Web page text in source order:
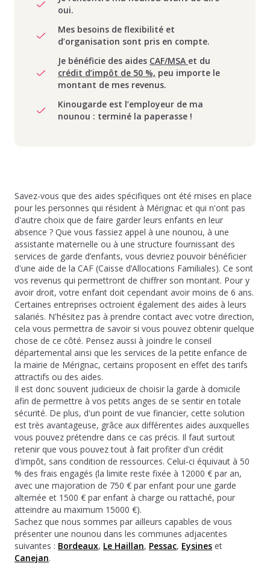
oui.
Mes besoins de flexibilité et
d’organisation sont pris en compte.
Je bénéficie des aides CAF/MSA et du
crédit d’impôt de 50 %, peu importe le
montant de mes revenus.
Kinougarde est l’employeur de ma
nounou : terminé la paperasse !
Savez-vous que des aides spécifiques ont été mises en place
pour les personnes qui résident à Mérignac et qui n'ont pas
d'autre choix que de faire garder leurs enfants en leur
absence ? Que vous fassiez appel à une nounou, à une
assistante maternelle ou à une structure fournissant des
services de garde d’enfants, vous devriez pouvoir bénéficier
d'une aide de la CAF (Caisse d’Allocations Familiales). Ce sont
vos revenus qui permettront de chiffrer son montant. Pour y
avoir droit, votre enfant doit cependant avoir moins de 6 ans.
Certaines entreprises octroient également des aides à leurs
salariés. N'hésitez pas à prendre contact avec votre direction,
cela vous permettra de savoir si vous pouvez obtenir quelque
chose de ce côté. Pensez aussi à joindre le conseil
départemental ainsi que les services de la petite enfance de
la mairie de Mérignac, certains proposent en effet des tarifs
attractifs ou des aides.
Il est donc souvent judicieux de choisir la garde à domicile
afin de permettre à vos petits anges de se sentir en totale
sécurité. De plus, d'un point de vue financier, cette solution
est très avantageuse, grâce aux différentes aides auxquelles
vous pouvez prétendre dans ce cas précis. Il faut surtout
retenir que vous pouvez tout à fait profiter d'un crédit
d'impôt, sans condition de ressources. Celui-ci équivaut à 50
% des frais engagés (la limite reste fixée à 12000 € par an,
avec une majoration de 750 € par enfant pour une garde
alternée et 1500 € par enfant à charge ou rattaché, pour
atteindre au maximum 15000 €).
Sachez que nous sommes par ailleurs capables de vous
présenter une nounou dans les communes adjacentes
suivantes : Bordeaux, Le Haillan, Pessac, Eysines et
Canejan.